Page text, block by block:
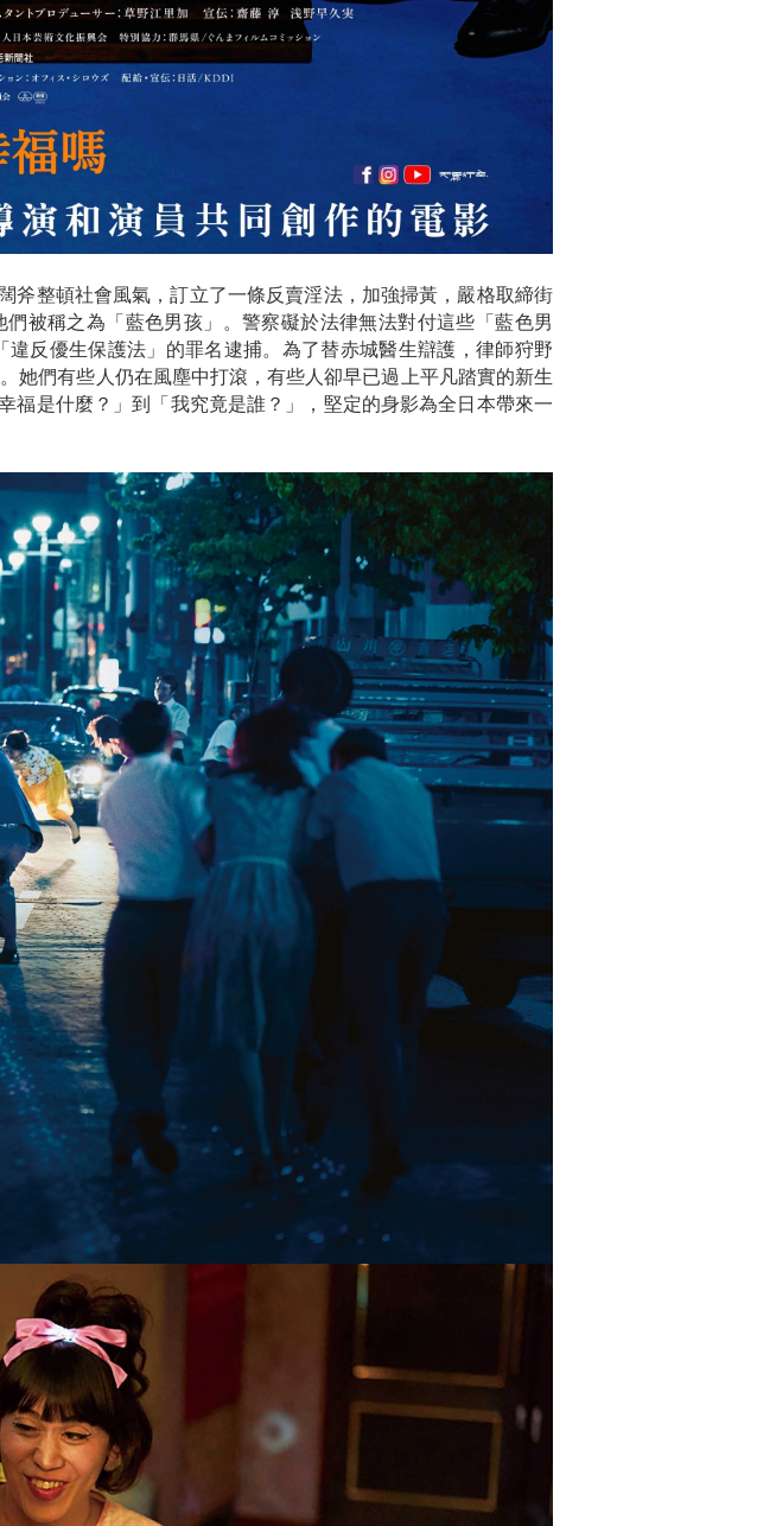
斧整頓社會風氣，訂立了一條反賣淫法，加強掃黃，嚴格取締街
被稱之為「藍色男孩」。警察礙於法律無法對付這些「藍色男
反優生保護法」的罪名逮捕。為了替赤城醫生辯護，律師狩野
她們有些人仍在風塵中打滾，有些人卻早已過上平凡踏實的新生
福是什麼？」到「我究竟是誰？」，堅定的身影為全日本帶來一